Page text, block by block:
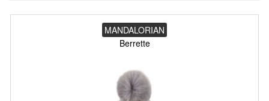
MANDALORIAN
Berrette